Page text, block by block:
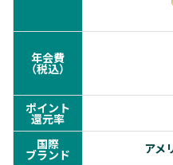
年会費
（税込）
ポイント
還元率
国際
ブランド アメ